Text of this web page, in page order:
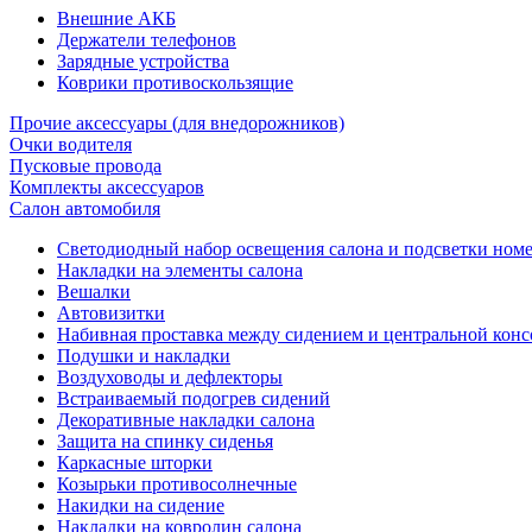
Внешние АКБ
Держатели телефонов
Зарядные устройства
Коврики противоскользящие
Прочие аксессуары (для внедорожников)
Очки водителя
Пусковые провода
Комплекты аксессуаров
Салон автомобиля
Светодиодный набор освещения салона и подсветки
Накладки на элементы салона
Вешалки
Автовизитки
Набивная проставка между сидением и центральной
Подушки и накладки
Воздуховоды и дефлекторы
Встраиваемый подогрев сидений
Декоративные накладки салона
Защита на спинку сиденья
Каркасные шторки
Козырьки противосолнечные
Накидки на сидение
Накладки на ковролин салона